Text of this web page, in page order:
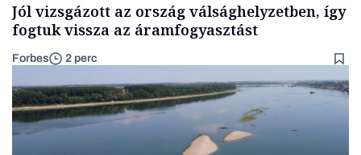
Jól vizsgázott az ország válsághelyzetben, így
fogtuk vissza az áramfogyasztást
Forbes 2 perc